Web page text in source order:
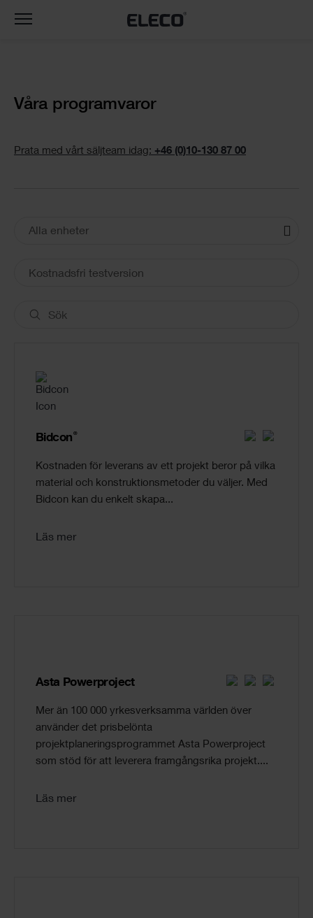
Våra programvaror
Prata med vårt säljteam idag: +46 (0)10-130 87 00
Alla enheter
Kostnadsfri testversion
Bidcon ®
Kostnaden för leverans av ett projekt beror på vilka
material och konstruktionsmetoder du väljer. Med
Bidcon kan du enkelt skapa...
Läs mer
Asta Powerproject
Mer än 100 000 yrkesverksamma världen över
använder det prisbelönta
projektplaneringsprogrammet Asta Powerproject
som stöd för att leverera framgångsrika projekt....
Läs mer
Toggle